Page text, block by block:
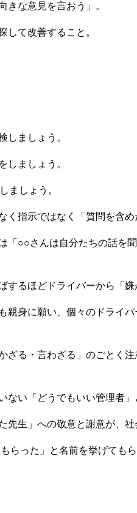
きな意見を言おう」。
して改善すること。
しましょう。
しましょう。
ましょう。
指示ではなく「質問を含め
「○○さんは自分たちの話を
るほどドライバーから「嫌
親身に願い、個々のドライ
ざる・言わざる」のごとく
い「どうでもいい管理者」
生」への敬意と謝意が、
らった」と名前を挙げても